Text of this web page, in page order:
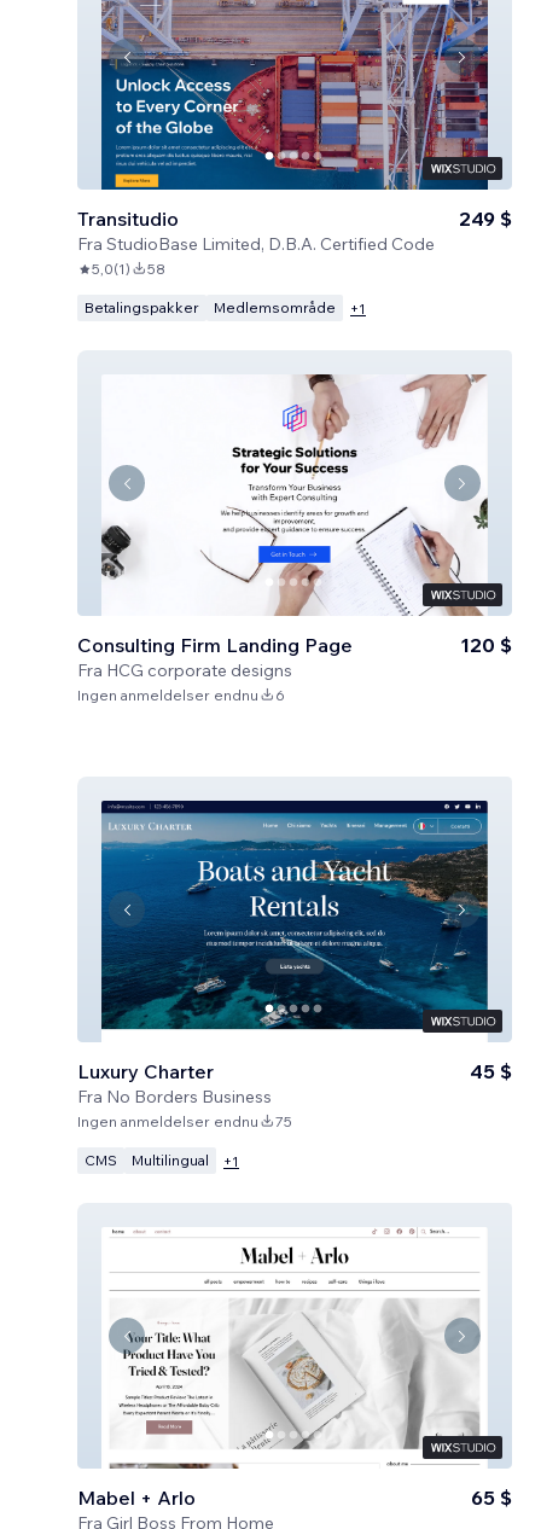
Transitudio
Fra StudioBase Limited, D.B.A. Certified Code
249 $
5,0(1) 58
Betalingspakker Medlemsområde +1
Consulting Firm Landing Page
Fra HCG corporate designs
120 $
Ingen anmeldelser endnu 6
Luxury Charter
Fra No Borders Business
45 $
Ingen anmeldelser endnu 75
CMS Multilingual +1
Mabel + Arlo
Fra Girl Boss From Home
65 $